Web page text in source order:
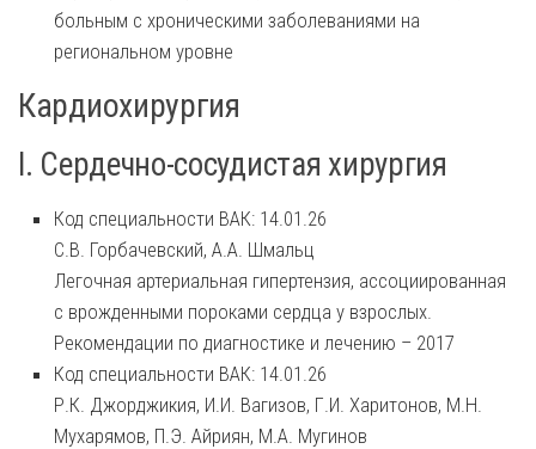
больным с хроническими заболеваниями на
региональном уровне
Кардиохирургия
I. Сердечно-сосудистая хирургия
Код специальности ВАК: 14.01.26
С.В. Горбачевский, А.А. Шмальц
Легочная артериальная гипертензия, ассоциированная
с врожденными пороками сердца у взрослых.
Рекомендации по диагностике и лечению – 2017
Код специальности ВАК: 14.01.26
Р.К. Джорджикия, И.И. Вагизов, Г.И. Харитонов, М.Н.
Мухарямов, П.Э. Айриян, М.А. Мугинов